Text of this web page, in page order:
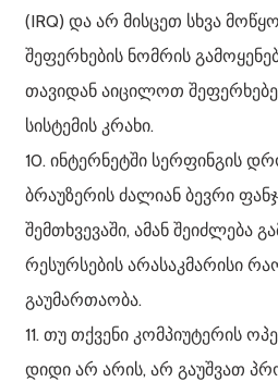
(IRQ) და არ მისცეთ სხვა
შეფერხების ნომრის
თავიდან აიცილოთ
სისტემის კრახი.
10. ინტერნეტში სერფინგის
ბრაუზერის ძალიან ბევრი
შემთხვევაში, ამან შეიძლება
რესურსების არასაკმარისი
გაუმართაობა.
11. თუ თქვენი კომპიუტერის
დიდი არ არის, არ გაუშვათ